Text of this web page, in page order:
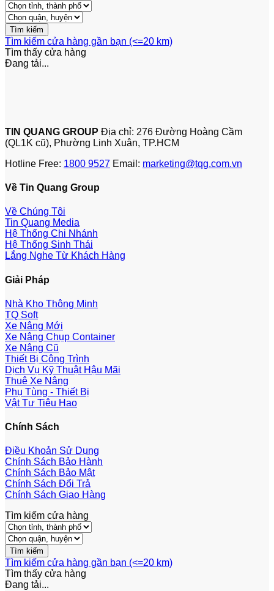
Tìm kiếm cửa hàng gần bạn (<=20 km)
Tìm thấy cửa hàng
Đang tải...
TIN QUANG GROUP Địa chỉ: 276 Đường Hoàng Cầm
(QL1K cũ), Phường Linh Xuân, TP.HCM
Hotline Free: 1800 9527 Email: marketing@tqg.com.vn
Về Tin Quang Group
Về Chúng Tôi
Tin Quang Media
Hệ Thống Chi Nhánh
Hệ Thống Sinh Thái
Lắng Nghe Từ Khách Hàng
Giải Pháp
Nhà Kho Thông Minh
TQ Soft
Xe Nâng Mới
Xe Nâng Chụp Container
Xe Nâng Cũ
Thiết Bị Công Trình
Dịch Vụ Kỹ Thuật Hậu Mãi
Thuê Xe Nâng
Phụ Tùng - Thiết Bị
Vật Tư Tiêu Hao
Chính Sách
Điều Khoản Sử Dụng
Chính Sách Bảo Hành
Chính Sách Bảo Mật
Chính Sách Đổi Trả
Chính Sách Giao Hàng
Tìm kiếm cửa hàng
Tìm kiếm cửa hàng gần bạn (<=20 km)
Tìm thấy cửa hàng
Đang tải...